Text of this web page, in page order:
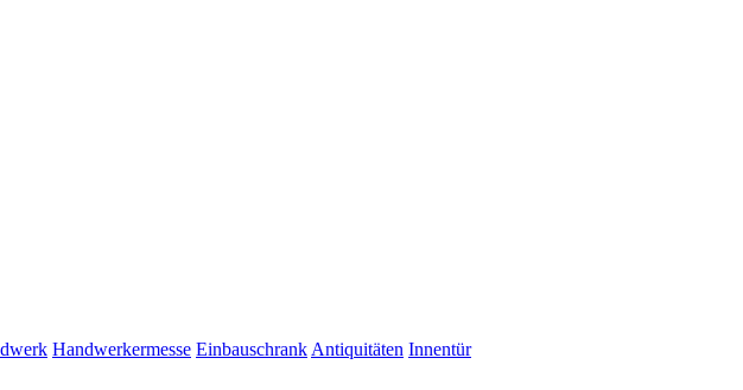
Handwerkermesse Einbauschrank Antiquitäten Innentür